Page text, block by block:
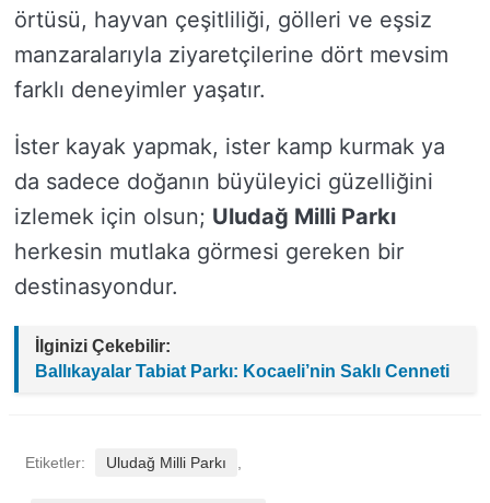
örtüsü, hayvan çeşitliliği, gölleri ve eşsiz
manzaralarıyla ziyaretçilerine dört mevsim
farklı deneyimler yaşatır.
İster kayak yapmak, ister kamp kurmak ya
da sadece doğanın büyüleyici güzelliğini
izlemek için olsun; Uludağ Milli Parkı
herkesin mutlaka görmesi gereken bir
destinasyondur.
İlginizi Çekebilir:
Ballıkayalar Tabiat Parkı: Kocaeli’nin Saklı Cenneti
Etiketler: Uludağ Milli Parkı ,